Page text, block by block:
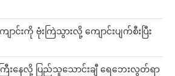
င်းကို ဗုံးကြဲသွားလို့ ကျောင်းပျက်စီးပြီး
ြီးနေလို့ ပြည်သူသောင်းချီ ရေဘေးလွတ်ရာ